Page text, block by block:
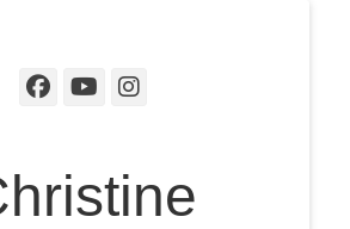
Facebook
YouTube
Instagram